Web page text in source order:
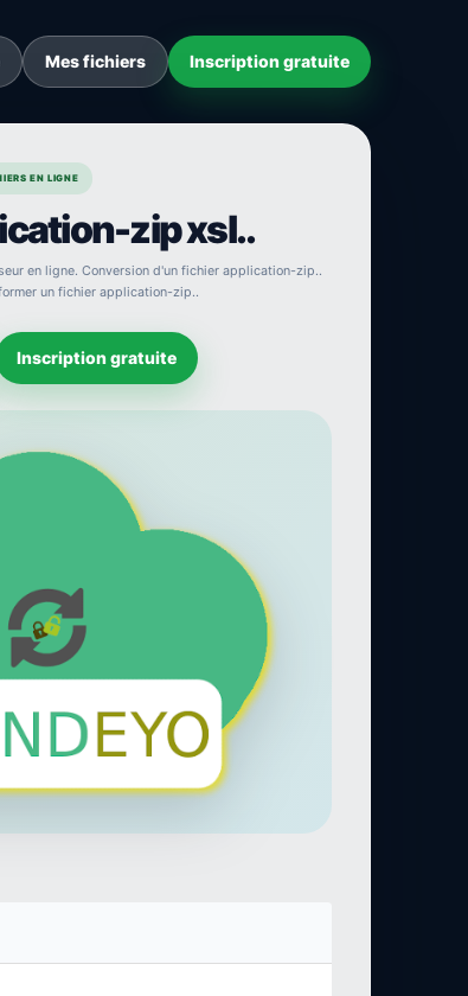
Mes fichiers Inscription gratuite
EN LIGNE
zip xsl..
en ligne. Conversion d'un fichier application-zip..
un fichier application-zip..
Inscription gratuite